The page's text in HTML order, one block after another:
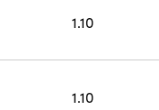
1.10
1.10